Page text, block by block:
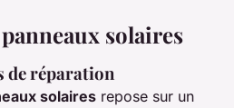
solaires
de réparation
solaires repose sur un